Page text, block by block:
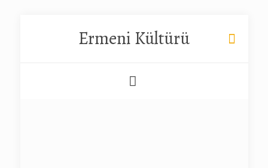
Ermeni Kültürü